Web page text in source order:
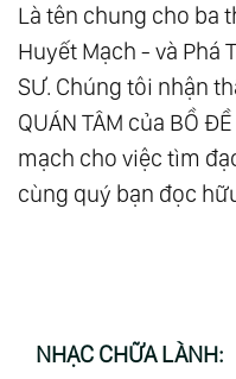
Là tên chung cho ba
Huyết Mạch - và Phá
SƯ. Chúng tôi nhận
QUÁN TÂM của BỒ
mạch cho việc tìm
cùng quý bạn đọc
NHẠC CHỮA LÀNH: